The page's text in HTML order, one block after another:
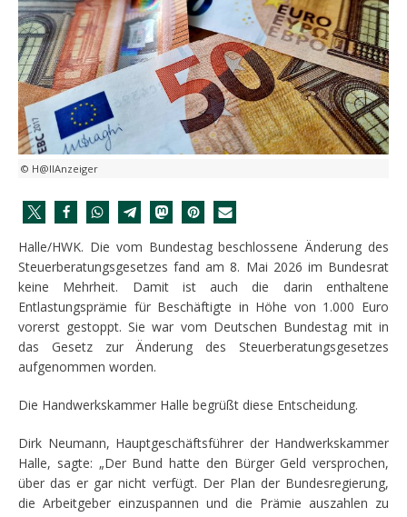
© H@llAnzeiger
Halle/HWK. Die vom Bundestag beschlossene Änderung des
Steuerberatungsgesetzes fand am 8. Mai 2026 im Bundesrat
keine Mehrheit. Damit ist auch die darin enthaltene
Entlastungsprämie für Beschäftigte in Höhe von 1.000 Euro
vorerst gestoppt. Sie war vom Deutschen Bundestag mit in
das Gesetz zur Änderung des Steuerberatungsgesetzes
aufgenommen worden.
Die Handwerkskammer Halle begrüßt diese Entscheidung.
Dirk Neumann, Hauptgeschäftsführer der Handwerkskammer
Halle, sagte: „Der Bund hatte den Bürger Geld versprochen,
über das er gar nicht verfügt. Der Plan der Bundesregierung,
die Arbeitgeber einzuspannen und die Prämie auszahlen zu